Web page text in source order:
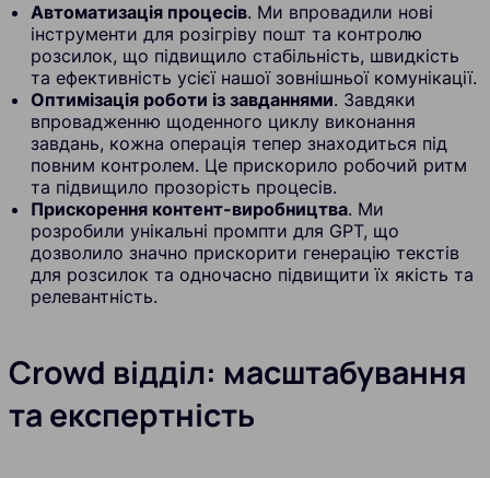
Автоматизація процесів. Ми впровадили нові
інструменти для розігріву пошт та контролю
розсилок, що підвищило стабільність, швидкість
та ефективність усієї нашої зовнішньої комунікації.
Оптимізація роботи із завданнями. Завдяки
впровадженню щоденного циклу виконання
завдань, кожна операція тепер знаходиться під
повним контролем. Це прискорило робочий ритм
та підвищило прозорість процесів.
Прискорення контент-виробництва. Ми
розробили унікальні промпти для GPT, що
дозволило значно прискорити генерацію текстів
для розсилок та одночасно підвищити їх якість та
релевантність.
Crowd відділ: масштабування
та експертність